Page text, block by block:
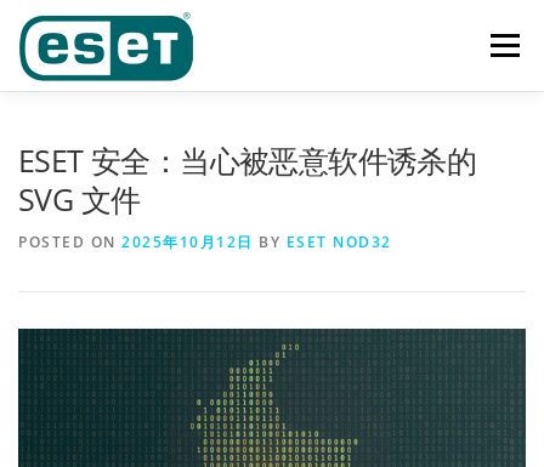
content
Menu
ESET 安全：当心被恶意软件诱杀的
SVG 文件
POSTED ON 2025年10月12日 BY ESET NOD32